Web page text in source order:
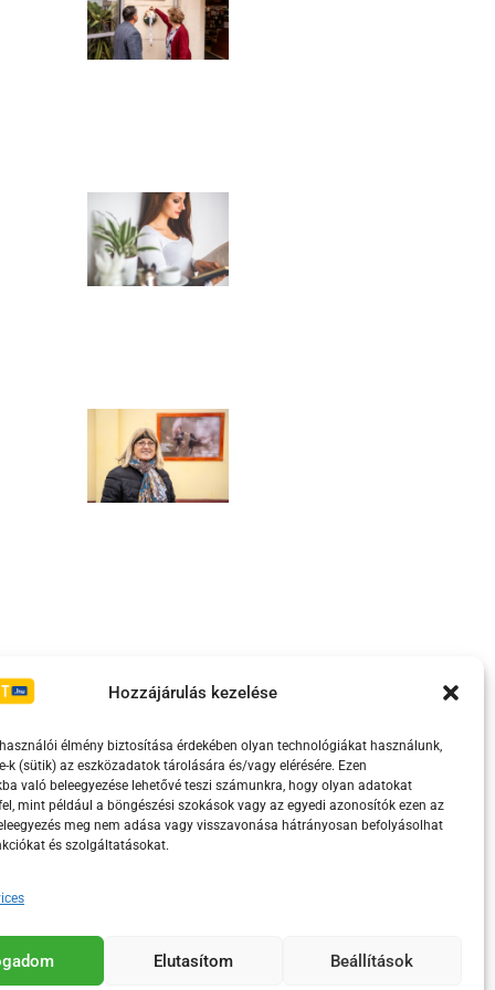
Hozzájárulás kezelése
élmény biztosítása érdekében olyan technológiákat használunk,
k (sütik) az eszközadatok tárolására és/vagy elérésére. Ezen
való beleegyezése lehetővé teszi számunkra, hogy olyan adatokat
mint például a böngészési szokások vagy az egyedi azonosítók ezen az
meg nem adása vagy visszavonása hátrányosan befolyásolhat
és szolgáltatásokat.
Elutasítom Beállítások
Irányelvek Moderálási szabályzat
támogatja.